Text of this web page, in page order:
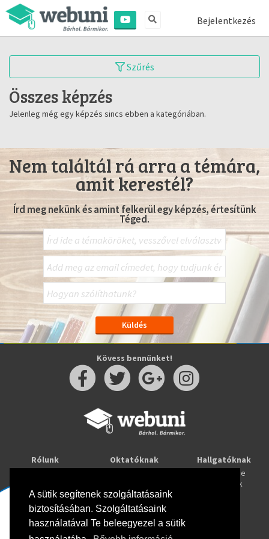
A sütik segítenek szolgáltatásaink
biztosításában. Szolgáltatásaink
használatával Te beleegyezel a sütik
Bejelentkezés
Szűrés
Összes képzés
Jelenleg még egy képzés sincs ebben a kategóriában.
Nem találtál rá arra a témára,
amit kerestél?
Írd meg nekünk és amint felkerül egy képzés, értesítünk
Téged.
Kövess bennünket!
Rólunk
Oktatóknak
Webuni Stúdió
Hallgatóknak
Tanulj online
Képzések
Info
Adatkezelési tájékoztató
ÁSZF